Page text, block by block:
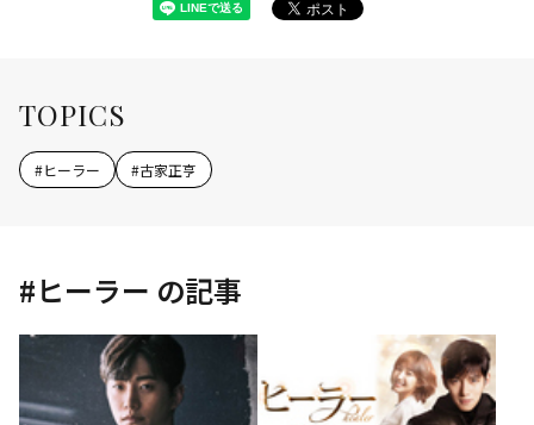
TOPICS
#ヒーラー #古家正亨
#ヒーラー の記事